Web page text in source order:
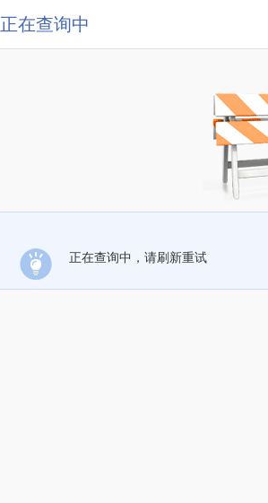
正在查询中
正在查询中，请刷新重试